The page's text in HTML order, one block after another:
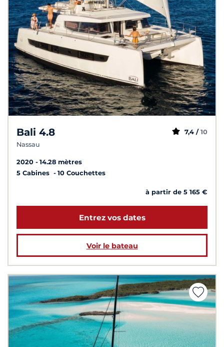
Bali 4.8
Nassau
7,4 / 10
2020
14.28 mètres
5 Cabines
10 Couchettes
à partir de 5 165 €
Entrez vos dates
Voir le bateau